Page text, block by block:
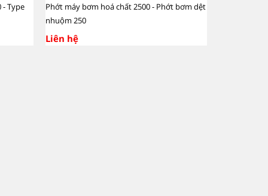
Type
Phớt máy bơm hoá chất 2500 - Phớt bơm dệt
nhuộm 250
Liên hệ